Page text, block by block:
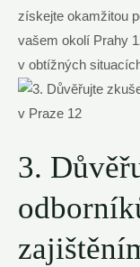
získejte okamžitou
vašem okolí Prahy
v obtížných
3.